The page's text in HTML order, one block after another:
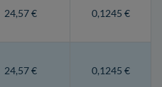
24,57 € 0,1245 €
24,57 € 0,1245 €